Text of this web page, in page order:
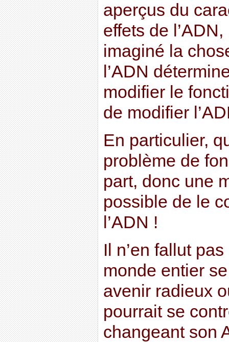
aperçus du
effets de
imaginé la
l’ADN
modifier le
de modifier
En particulier,
problème de
part, donc une
possible de le
l’ADN !
Il n’en fallut
monde entier
avenir radieux
pourrait se
changeant son